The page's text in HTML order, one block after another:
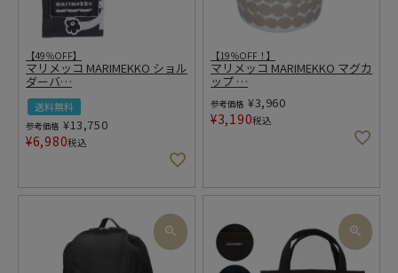
【49％OFF】
マリメッコ MARIMEKKO ショル
ダーバ…
送料無料
参考価格 ¥13,750
¥6,980税込
【19％OFF！】
マリメッコ MARIMEKKO マグカ
ップ …
参考価格 ¥3,960
¥3,190税込